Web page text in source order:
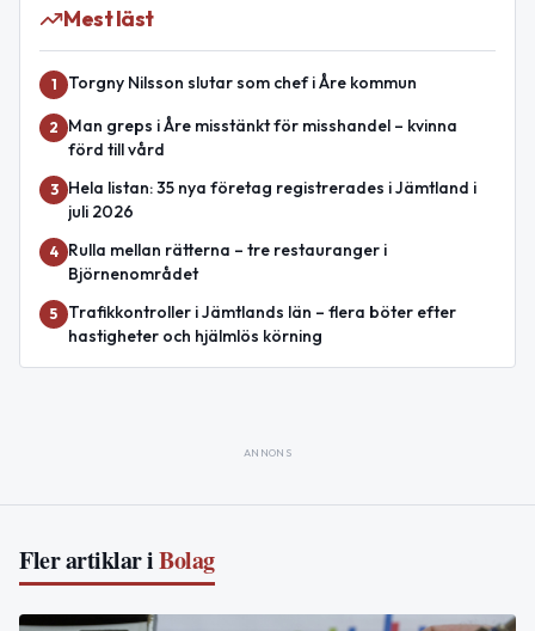
Mest läst
1 Torgny Nilsson slutar som chef i Åre kommun
2
Man greps i Åre misstänkt för misshandel – kvinna
förd till vård
3
Hela listan: 35 nya företag registrerades i Jämtland i
juli 2026
4
Rulla mellan rätterna – tre restauranger i
Björnenområdet
5
Trafikkontroller i Jämtlands län – flera böter efter
hastigheter och hjälmlös körning
ANNONS
Fler artiklar iBolag